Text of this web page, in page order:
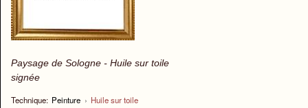
Paysage de Sologne - Huile sur toile
signée
Technique: Peinture › Huile sur toile